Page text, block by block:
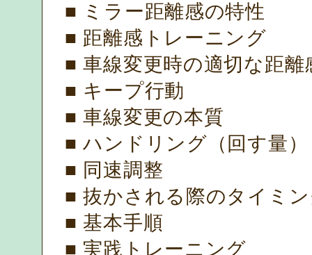
■ ミラー距離感の特性
■ 距離感トレーニング
■ 車線変更時の適切な距離
■ キープ行動
■ 車線変更の本質
■ ハンドリング（回す量）
■ 同速調整
■ 抜かされる際のタイミ
■ 基本手順
■ 実践トレーニング